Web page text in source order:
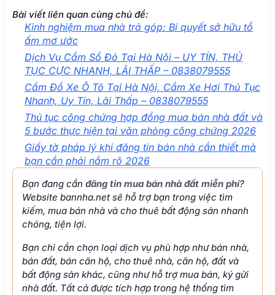
Bài viết liên quan cùng chủ đề:
Kinh nghiệm mua nhà trả góp: Bí quyết sở hữu tổ
ấm mơ ước
Dịch Vụ Cầm Sổ Đỏ Tại Hà Nội – UY TÍN, THỦ
TỤC CỰC NHANH, LÃI THẤP – 0838079555
Cầm Đồ Xe Ô Tô Tại Hà Nội, Cầm Xe Hơi Thủ Tục
Nhanh, Uy Tín, Lãi Thấp – 0838079555
Thủ tục công chứng hợp đồng mua bán nhà đất và
5 bước thực hiện tại văn phòng công chứng 2026
Giấy tờ pháp lý khi đăng tin bán nhà cần thiết mà
bạn cần phải nắm rõ 2026
Bạn đang cần đăng tin mua bán nhà đất miễn phí?
Website bannha.net sẽ hỗ trợ bạn trong việc tìm
kiếm, mua bán nhà và cho thuê bất động sản nhanh
chóng, tiện lợi.
Bạn chỉ cần chọn loại dịch vụ phù hợp như bán nhà,
bán đất, bán căn hộ, cho thuê nhà, căn hộ, đất và
bất động sản khác, cũng như hỗ trợ mua bán, ký gửi
nhà đất. Tất cả được tích hợp trong hệ thống tìm